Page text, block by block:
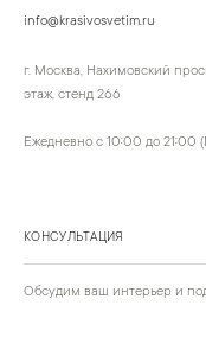
info@krasivosvetim.ru
г. Москва, Нахимовский
этаж, стенд 266
Ежедневно с 10:00 до 21:00
КОНСУЛЬТАЦИЯ
Обсудим ваш интерьер и